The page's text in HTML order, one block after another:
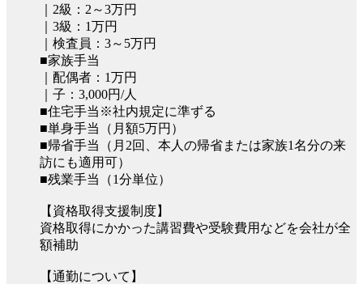
｜2級：2～3万円
｜3級：1万円
｜検査員：3～5万円
■家族手当
｜配偶者：1万円
｜子：3,000円/人
■住宅手当※社内規定に準ずる
■単身手当（月額5万円）
■帰省手当（月2回、本人の帰省または家族1名分の来
訪にも適用可）
■残業手当（1分単位）
【資格取得支援制度】
資格取得にかかった講習費や受験費用などを会社が全
額補助
【通勤について】